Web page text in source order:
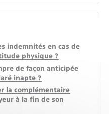
indemnités en cas de
physique ?
de façon anticipée
inapte ?
la complémentaire
à la fin de son